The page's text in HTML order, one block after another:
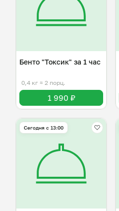
Бенто "Токсик" за 1 час
0,4 кг ≈ 2 порц.
1 990 ₽
Сегодня с 13:00